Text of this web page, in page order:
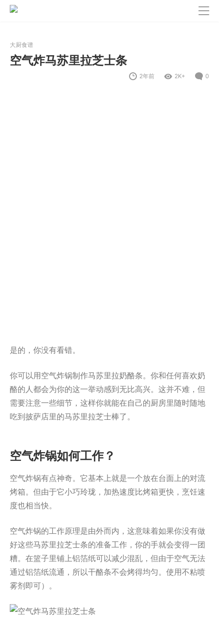
大厨食谱
空气炸马苏里拉芝士条
2年前 2K+ 0
是的，你没有看错。
你可以用空气炸锅制作马苏里拉奶酪条。你和任何喜欢奶
酪的人都会为你的这一举动感到无比高兴。这并不难，但
需要注意一些细节，这样你就能在自己的厨房里随时随地
吃到披萨店里的马苏里拉芝士棒了。
空气炸锅如何工作？
空气炸锅有点神奇。它基本上就是一个放在台面上的对流
烤箱。但由于它小巧玲珑，加热速度比烤箱更快，烹饪速
度也相当快。
空气炸锅的工作原理是由外而内，这意味着如果你没有做
好这些马苏里拉芝士条的准备工作，你的手就会变得一团
糟。在篮子里铺上铝箔纸可以减少混乱，但由于空气无法
通过铝箔纸流通，所以干酪条不会烤得均匀。使用不粘喷
雾剂即可）。